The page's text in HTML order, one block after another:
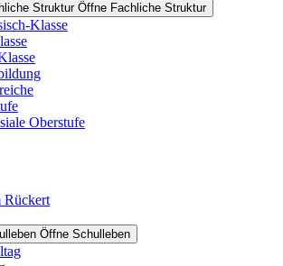
Struktur Öffne Fachliche Struktur
Klasse
Oberstufe
Rückert
Öffne Schulleben